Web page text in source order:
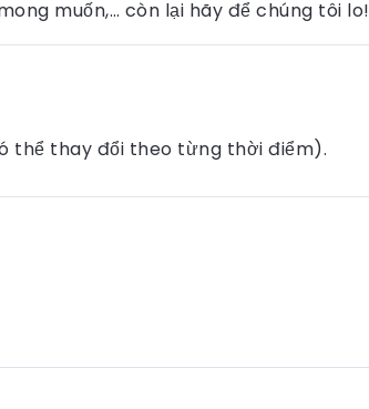
muốn,… còn lại hãy để chúng tôi lo!
thể thay đổi theo từng thời điểm).